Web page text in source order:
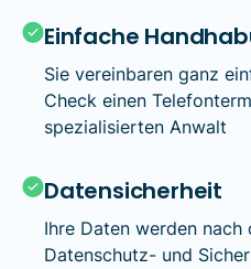
Einfache
Sie vereinbaren ganz
Check einen
spezialisierten Anwalt
Datensicherheit
Ihre Daten werden nach
Datenschutz- und